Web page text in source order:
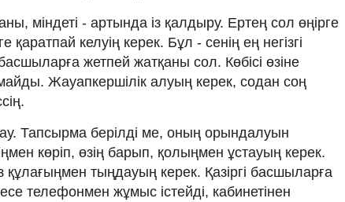
міндеті - артында із қалдыру. Ертең сол өңірге
келуің керек. Бұл - сенің ең негізгі
жетпей жатқаны сол. Көбісі өзіне
Жауапкершілік алуың керек, содан соң
Тапсырма берілді ме, оның орындалуын
көріп, өзің барып, қолыңмен ұстауың керек.
тыңдауың керек. Қазіргі басшыларға
телефонмен жұмыс істейді, кабинетінен